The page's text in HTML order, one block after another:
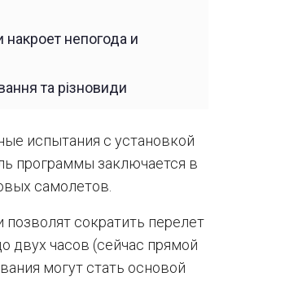
непогода и
та різновиди
испытания с установкой
программы заключается в
самолетов.
сократить перелет
двух часов (сейчас прямой
могут стать основой